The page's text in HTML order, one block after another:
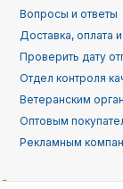
Вопросы и ответы
Доставка, оплата
Проверить дату
Отдел контроля
Ветеранским
Оптовым
Рекламным